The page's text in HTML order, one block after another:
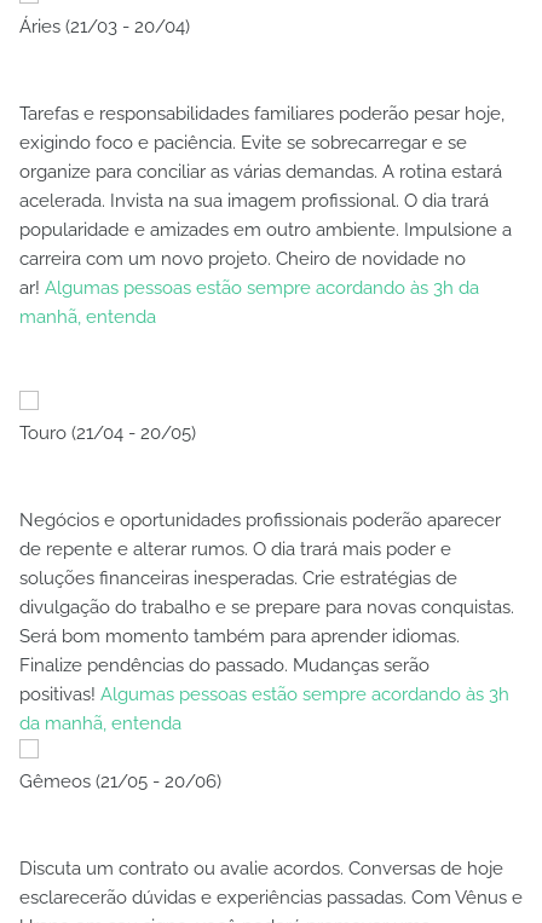
Áries (21/03 - 20/04)
Tarefas e responsabilidades familiares poderão pesar hoje,
exigindo foco e paciência. Evite se sobrecarregar e se
organize para conciliar as várias demandas. A rotina estará
acelerada. Invista na sua imagem profissional. O dia trará
popularidade e amizades em outro ambiente. Impulsione a
carreira com um novo projeto. Cheiro de novidade no
ar! Algumas pessoas estão sempre acordando às 3h da
manhã, entenda
Touro (21/04 - 20/05)
Negócios e oportunidades profissionais poderão aparecer
de repente e alterar rumos. O dia trará mais poder e
soluções financeiras inesperadas. Crie estratégias de
divulgação do trabalho e se prepare para novas conquistas.
Será bom momento também para aprender idiomas.
Finalize pendências do passado. Mudanças serão
positivas! Algumas pessoas estão sempre acordando às 3h
da manhã, entenda
Gêmeos (21/05 - 20/06)
Discuta um contrato ou avalie acordos. Conversas de hoje
esclarecerão dúvidas e experiências passadas. Com Vênus e